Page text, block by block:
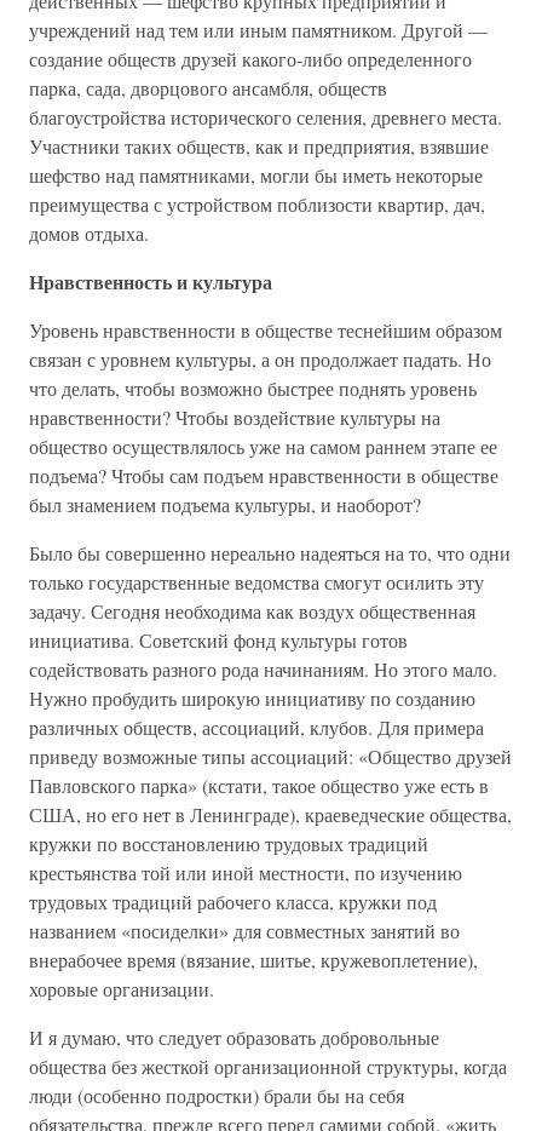
учреждений над тем или иным памятником. Другой —
создание обществ друзей какого-либо определенного
парка, сада, дворцового ансамбля, обществ
благоустройства исторического селения, древнего места.
Участники таких обществ, как и предприятия, взявшие
шефство над памятниками, могли бы иметь некоторые
преимущества с устройством поблизости квартир, дач,
домов отдыха.
Нравственность и культура
Уровень нравственности в обществе теснейшим образом
связан с уровнем культуры, а он продолжает падать. Но
что делать, чтобы возможно быстрее поднять уровень
нравственности? Чтобы воздействие культуры на
общество осуществлялось уже на самом раннем этапе ее
подъема? Чтобы сам подъем нравственности в обществе
был знамением подъема культуры, и наоборот?
Было бы совершенно нереально надеяться на то, что одни
только государственные ведомства смогут осилить эту
задачу. Сегодня необходима как воздух общественная
инициатива. Советский фонд культуры готов
содействовать разного рода начинаниям. Но этого мало.
Нужно пробудить широкую инициативу по созданию
различных обществ, ассоциаций, клубов. Для примера
приведу возможные типы ассоциаций: «Общество друзей
Павловского парка» (кстати, такое общество уже есть в
США, но его нет в Ленинграде), краеведческие общества,
кружки по восстановлению трудовых традиций
крестьянства той или иной местности, по изучению
трудовых традиций рабочего класса, кружки под
названием «посиделки» для совместных занятий во
внерабочее время (вязание, шитье, кружевоплетение),
хоровые организации.
И я думаю, что следует образовать добровольные
общества без жесткой организационной структуры, когда
люди (особенно подростки) брали бы на себя
обязательства, прежде всего перед самими собой, «жить